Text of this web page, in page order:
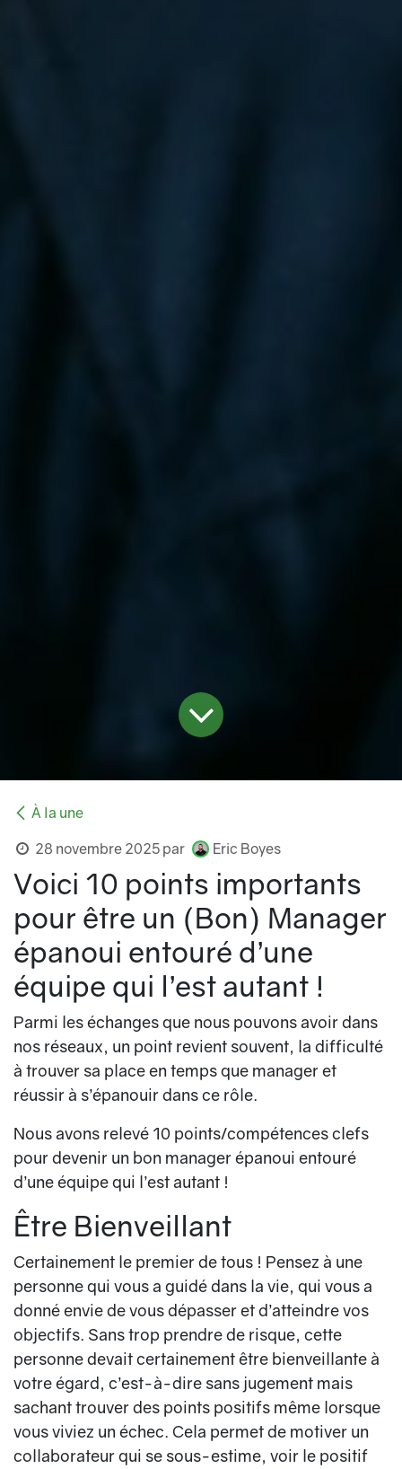
À la une
28 novembre 2025 par Eric Boyes
Voici 10 points importants
pour être un (Bon) Manager
épanoui entouré d’une
équipe qui l’est autant !
Parmi les échanges que nous pouvons avoir dans
nos réseaux, un point revient souvent, la difficulté
à trouver sa place en temps que manager et
réussir à s’épanouir dans ce rôle.
Nous avons relevé 10 points/compétences clefs
pour devenir un bon manager épanoui entouré
d’une équipe qui l’est autant !
Être Bienveillant
Certainement le premier de tous ! Pensez à une
personne qui vous a guidé dans la vie, qui vous a
donné envie de vous dépasser et d’atteindre vos
objectifs. Sans trop prendre de risque, cette
personne devait certainement être bienveillante à
votre égard, c’est-à-dire sans jugement mais
sachant trouver des points positifs même lorsque
vous viviez un échec. Cela permet de motiver un
collaborateur qui se sous-estime, voir le positif